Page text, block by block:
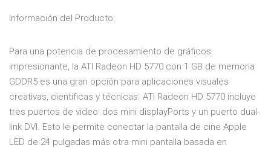
Información del Producto:
Para una potencia de procesamiento de gráficos
impresionante, la ATI Radeon HD 5770 con 1 GB de memoria
GDDR5 es una gran opción para aplicaciones visuales
creativas, científicas y técnicas. ATI Radeon HD 5770 incluye
tres puertos de video: dos mini displayPorts y un puerto dual-
link DVI. Esto le permite conectar la pantalla de cine Apple
LED de 24 pulgadas más otra mini pantalla basada en